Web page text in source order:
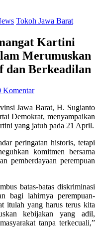
Tokoh Jawa Barat
Kartini
Merumuskan
dan Berkeadilan
Komentar
Jawa Barat, H. Sugianto
Demokrat, menyampaikan
yang jatuh pada 21 April.
peringatan historis, tetapi
komitmen bersama
pemberdayaan perempuan
batas-batas diskriminasi
bagi lahirnya perempuan-
itulah yang harus terus kita
kebijakan yang adil,
tanpa terkecuali,”